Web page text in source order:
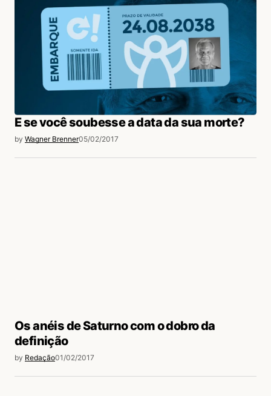
E se você soubesse a data da sua morte?
by Wagner Brenner05/02/2017
Os anéis de Saturno com o dobro da
definição
by Redação01/02/2017